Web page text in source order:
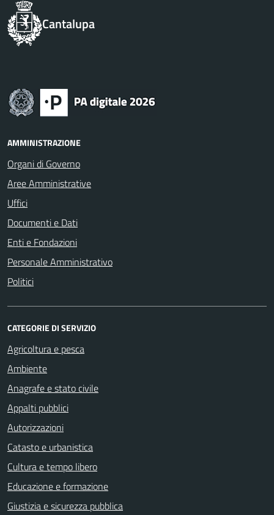
Cantalupa
AMMINISTRAZIONE
Organi di Governo
Aree Amministrative
Uffici
Documenti e Dati
Enti e Fondazioni
Personale Amministrativo
Politici
CATEGORIE DI SERVIZIO
Agricoltura e pesca
Ambiente
Anagrafe e stato civile
Appalti pubblici
Autorizzazioni
Catasto e urbanistica
Cultura e tempo libero
Educazione e formazione
Giustizia e sicurezza pubblica